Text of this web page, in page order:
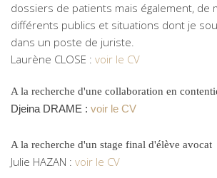
dossiers de patients mais également, de
différents publics et situations dont je
dans un poste de juriste.
Laurène CLOSE : voir le CV
A la recherche d'une collaboration en
Djeina DRAME : voir le CV
A la recherche d'un stage final d'élève avocat
Julie HAZAN : voir le CV